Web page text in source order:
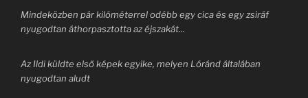
Mindeközben pár kilóméterrel odébb egy cica és egy zsiráf
nyugodtan áthorpasztotta az éjszakát...
Az Ildi küldte első képek egyike, melyen Lóránd általában
nyugodtan aludt